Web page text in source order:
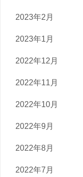
2023年2月
2023年1月
2022年12月
2022年11月
2022年10月
2022年9月
2022年8月
2022年7月